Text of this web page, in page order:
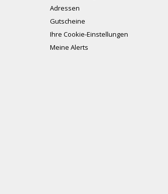
Adressen
Gutscheine
Ihre Cookie-Einstellungen
Meine Alerts